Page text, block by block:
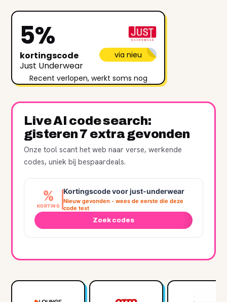
5%
kortingscode
Just Underwear
via nieu
Recent verlopen, werkt soms nog
Live AI code search:
gisteren 7 extra gevonden
Onze tool scant het web naar verse, werkende
codes, uniek bij bespaardeals.
%
KORTING
Kortingscode voor just-underwear
Nieuw gevonden - wees de eerste die deze
code test
Zoek codes